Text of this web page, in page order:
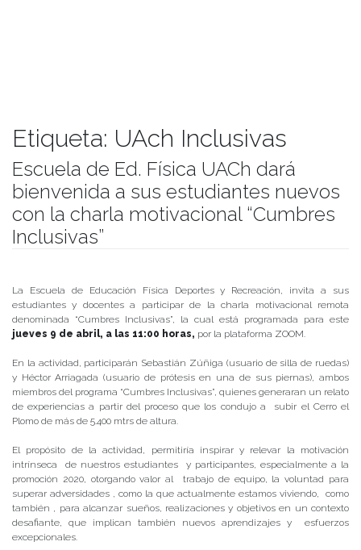
Etiqueta: UAch Inclusivas
Escuela de Ed. Física UACh dará
bienvenida a sus estudiantes nuevos
con la charla motivacional “Cumbres
Inclusivas”
La Escuela de Educación Física Deportes y Recreación, invita a sus
estudiantes y docentes a participar de la charla motivacional remota
denominada “Cumbres Inclusivas”, la cual está programada para este
jueves 9 de abril, a las 11:00 horas, por la plataforma ZOOM.
En la actividad, participarán Sebastián Zúñiga (usuario de silla de ruedas)
y Héctor Arriagada (usuario de prótesis en una de sus piernas), ambos
miembros del programa “Cumbres Inclusivas”, quienes generaran un relato
de experiencias a partir del proceso que los condujo a subir el Cerro el
Plomo de más de 5.400 mtrs de altura.
El propósito de la actividad, permitiría inspirar y relevar la motivación
intrínseca de nuestros estudiantes y participantes, especialmente a la
promoción 2020, otorgando valor al trabajo de equipo, la voluntad para
superar adversidades , como la que actualmente estamos viviendo, como
también , para alcanzar sueños, realizaciones y objetivos en un contexto
desafiante, que implican también nuevos aprendizajes y esfuerzos
excepcionales.